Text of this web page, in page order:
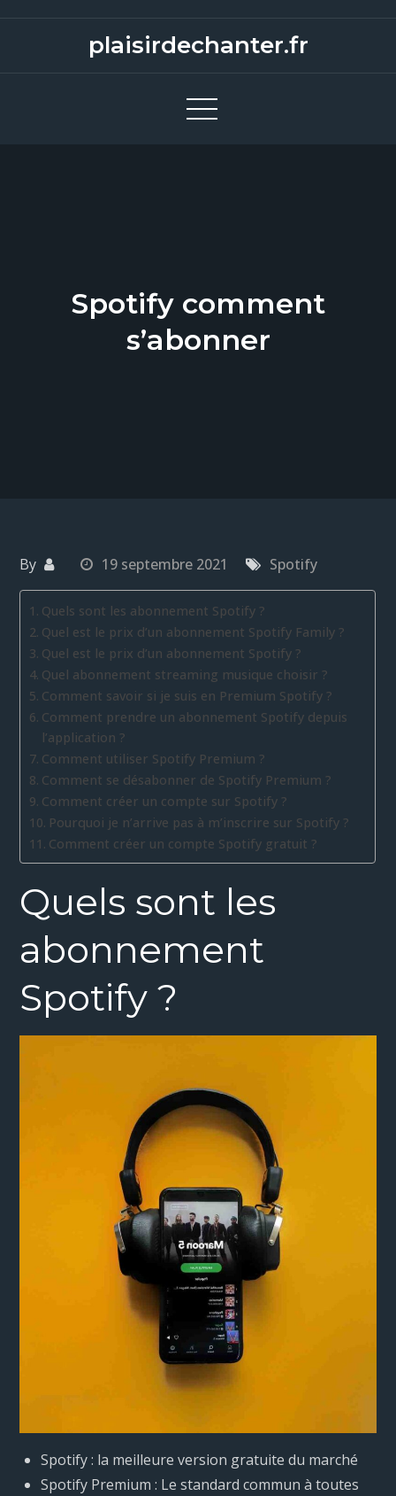
plaisirdechanter.fr
Spotify comment
s’abonner
By 19 septembre 2021 Spotify
Quels sont les abonnement Spotify ?
Quel est le prix d’un abonnement Spotify Family ?
Quel est le prix d’un abonnement Spotify ?
Quel abonnement streaming musique choisir ?
Comment savoir si je suis en Premium Spotify ?
Comment prendre un abonnement Spotify depuis
l’application ?
Comment utiliser Spotify Premium ?
Comment se désabonner de Spotify Premium ?
Comment créer un compte sur Spotify ?
Pourquoi je n’arrive pas à m’inscrire sur Spotify ?
Comment créer un compte Spotify gratuit ?
Quels sont les
abonnement
Spotify ?
Spotify : la meilleure version gratuite du marché
Spotify Premium : Le standard commun à toutes